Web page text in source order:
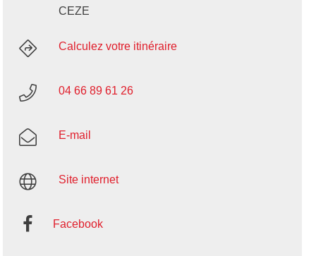
CEZE
Calculez votre itinéraire
04 66 89 61 26
E-mail
Site internet
Facebook